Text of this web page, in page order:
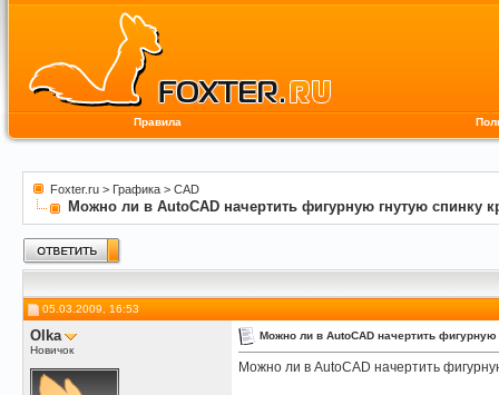
Правила
Foxter.ru > Графика > CAD
Можно ли в AutoCAD начертить фигурную гнутую спинку
05.03.2009, 16:53
Olka
Новичок
Можно ли в AutoCAD начертить
Можно ли в AutoCAD начертить